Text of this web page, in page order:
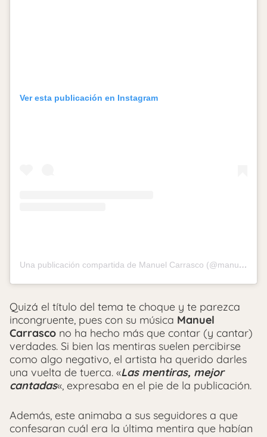
Ver esta publicación en Instagram
Una publicación compartida de Manuel Carrasco (@manuelcarrasco_)
Quizá el título del tema te choque y te parezca
incongruente, pues con su música Manuel
Carrasco no ha hecho más que contar (y cantar)
verdades. Si bien las mentiras suelen percibirse
como algo negativo, el artista ha querido darles
una vuelta de tuerca. «Las mentiras, mejor
cantadas«, expresaba en el pie de la publicación.
Además, este animaba a sus seguidores a que
confesaran cuál era la última mentira que habían